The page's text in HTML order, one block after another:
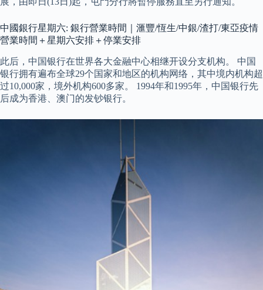
中國銀行星期六: 銀行營業時間｜滙豐/恆生/中銀/渣打/東亞疫情
營業時間＋星期六安排＋停業安排
此后，中国银行在世界各大金融中心相继开设分支机构。 中国
银行拥有遍布全球29个国家和地区的机构网络，其中境内机构超
过10,000家，境外机构600多家。 1994年和1995年，中国银行先
后成为香港、澳门的发钞银行。